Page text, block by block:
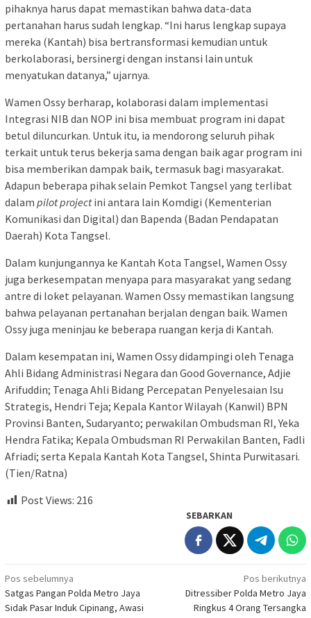
pihaknya harus dapat memastikan bahwa data-data
pertanahan harus sudah lengkap. “Ini harus lengkap supaya
mereka (Kantah) bisa bertransformasi kemudian untuk
berkolaborasi, bersinergi dengan instansi lain untuk
menyatukan datanya,” ujarnya.
Wamen Ossy berharap, kolaborasi dalam implementasi
Integrasi NIB dan NOP ini bisa membuat program ini dapat
betul diluncurkan. Untuk itu, ia mendorong seluruh pihak
terkait untuk terus bekerja sama dengan baik agar program ini
bisa memberikan dampak baik, termasuk bagi masyarakat.
Adapun beberapa pihak selain Pemkot Tangsel yang terlibat
dalam pilot projectini antara lain Komdigi (Kementerian
Komunikasi dan Digital) dan Bapenda (Badan Pendapatan
Daerah) Kota Tangsel.
Dalam kunjungannya ke Kantah Kota Tangsel, Wamen Ossy
juga berkesempatan menyapa para masyarakat yang sedang
antre di loket pelayanan. Wamen Ossy memastikan langsung
bahwa pelayanan pertanahan berjalan dengan baik. Wamen
Ossy juga meninjau ke beberapa ruangan kerja di Kantah.
Dalam kesempatan ini, Wamen Ossy didampingi oleh Tenaga
Ahli Bidang Administrasi Negara dan Good Governance, Adjie
Arifuddin; Tenaga Ahli Bidang Percepatan Penyelesaian Isu
Strategis, Hendri Teja; Kepala Kantor Wilayah (Kanwil) BPN
Provinsi Banten, Sudaryanto; perwakilan Ombudsman RI, Yeka
Hendra Fatika; Kepala Ombudsman RI Perwakilan Banten, Fadli
Afriadi; serta Kepala Kantah Kota Tangsel, Shinta Purwitasari.
(Tien/Ratna)
Post Views: 216
SEBARKAN
Navigasi
pos
Pos sebelumnya
Satgas Pangan Polda Metro Jaya
Sidak Pasar Induk Cipinang, Awasi
Pos berikutnya
Ditressiber Polda Metro Jaya
Ringkus 4 Orang Tersangka